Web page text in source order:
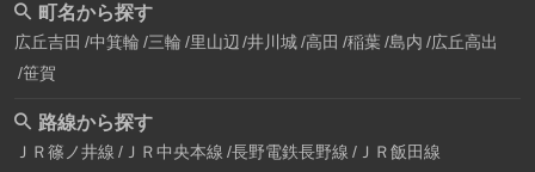
町名から探す
広丘吉田 中箕輪 三輪 里山辺 井川城 高田 稲葉 島内 広丘高出
笹賀
路線から探す
ＪＲ篠ノ井線 ＪＲ中央本線 長野電鉄長野線 ＪＲ飯田線